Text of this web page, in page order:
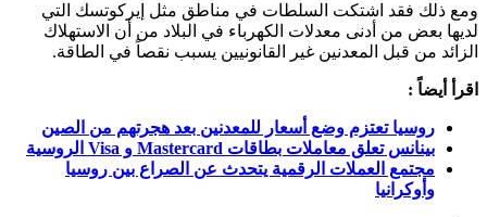
ومع ذلك فقد اشتكت السلطات في مناطق مثل إيركوتسك التي
لديها بعض من أدنى معدلات الكهرباء في البلاد من أن الاستهلاك
الزائد من قبل المعدنين غير القانونيين يسبب نقصاً في الطاقة.
اقرأ أيضاً :
روسيا تعتزم وضع أسعار للمعدنين بعد هجرتهم من الصين
بينانس تعلق معاملات بطاقات Mastercard و Visa الروسية
مجتمع العملات الرقمية يتحدث عن الصراع بين روسيا
وأوكرانيا